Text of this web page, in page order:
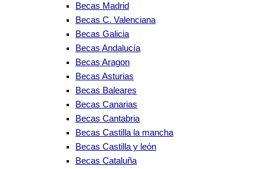
Becas Madrid
Becas C. Valenciana
Becas Galicia
Becas Andalucía
Becas Aragon
Becas Asturias
Becas Baleares
Becas Canarias
Becas Cantabria
Becas Castilla la mancha
Becas Castilla y león
Becas Cataluña